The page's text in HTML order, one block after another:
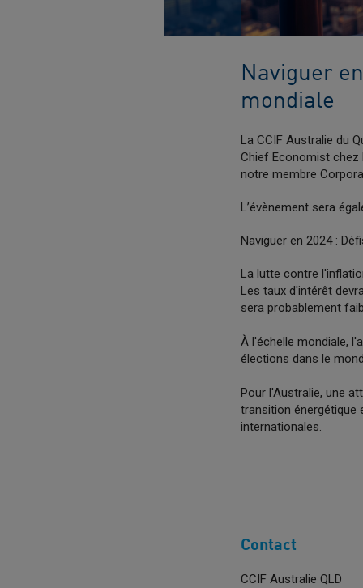
Naviguer
mondiale
La CCIF Australie du
Chief Economist chez
notre membre
L’évènement sera
Naviguer en 2024 :
La lutte contre
Les taux d'intérêt
sera probablement
À l'échelle mondiale,
élections dans le
Pour l'Australie, une
transition énergétique
internationales.
Contact
CCIF Australie QLD